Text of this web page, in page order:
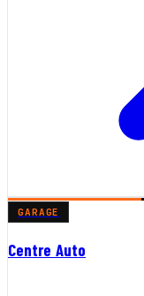
GARAGE
Centre Auto